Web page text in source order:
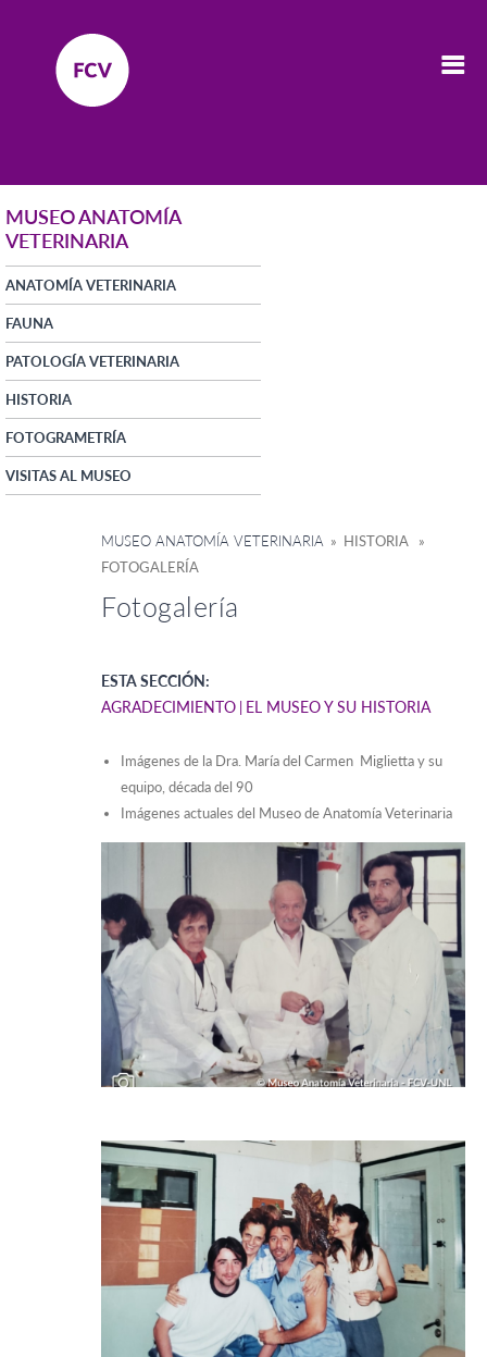
MUSEO ANATOMÍA
VETERINARIA
ANATOMÍA VETERINARIA
FAUNA
PATOLOGÍA VETERINARIA
HISTORIA
FOTOGRAMETRÍA
VISITAS AL MUSEO
MUSEO ANATOMÍA VETERINARIA » HISTORIA »
FOTOGALERÍA
Fotogalería
ESTA SECCIÓN:
AGRADECIMIENTO EL MUSEO Y SU HISTORIA
Imágenes de la Dra. María del Carmen Miglietta y su
equipo, década del 90
Imágenes actuales del Museo de Anatomía Veterinaria